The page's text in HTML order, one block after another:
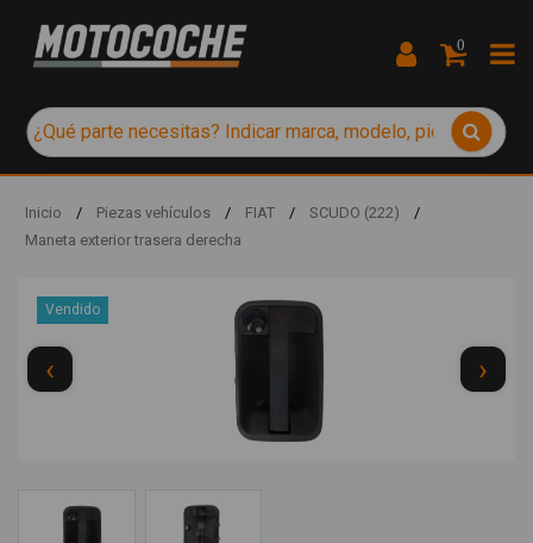
0
Inicio / Piezas vehículos / FIAT / SCUDO (222)
/
Maneta exterior trasera derecha
Vendido
‹ ›